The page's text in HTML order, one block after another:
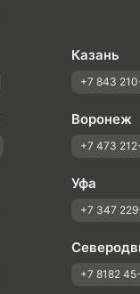
Казань
+7 843
Воронеж
+7 473
Уфа
+7 347
+7 8182